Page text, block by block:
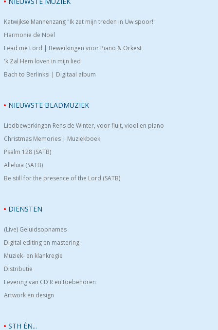
Katwijkse Mannenzang "Ik zet mijn treden in Uw spoor!"
Harmonie de Noël
Lead me Lord | Bewerkingen voor Piano & Orkest
'k Zal Hem loven in mijn lied
Bach to Berlinksi | Digitaal album
NIEUWSTE BLADMUZIEK
Liedbewerkingen Rens de Winter, voor fluit, viool en piano
Christmas Memories | Muziekboek
Psalm 128 (SATB)
Alleluia (SATB)
Be still for the presence of the Lord (SATB)
DIENSTEN
(Live) Geluidsopnames
Digital editing en mastering
Muziek- en klankregie
Distributie
Levering van CD'R en toebehoren
Artwork en design
STH ÉN...